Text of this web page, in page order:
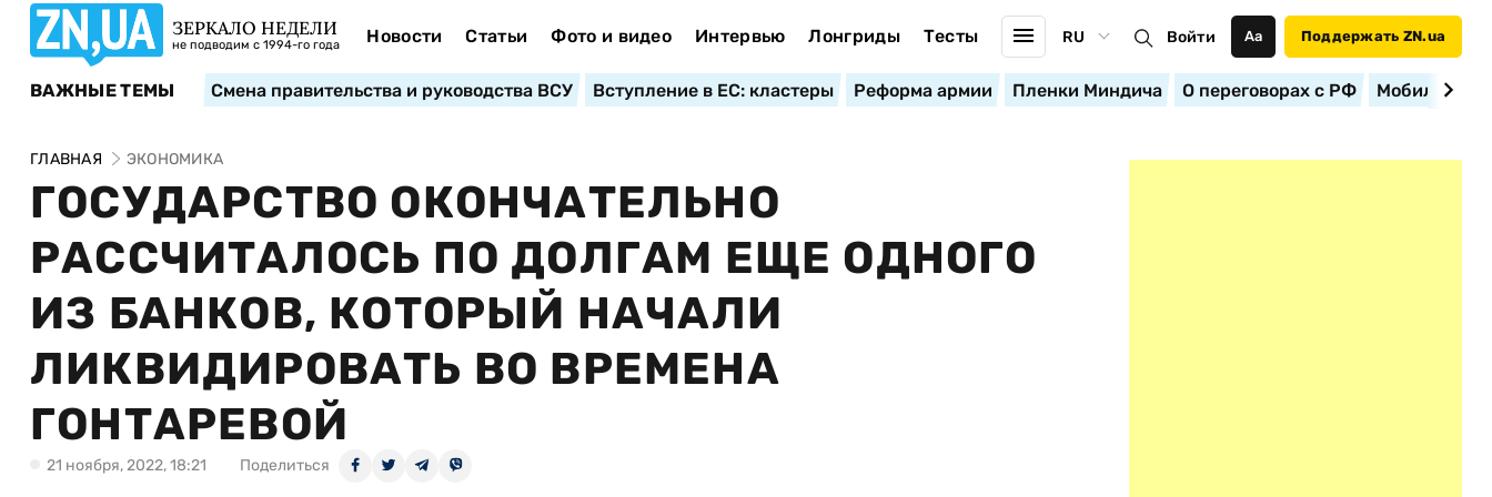
ЗЕРКАЛО НЕДЕЛИ
не подводим с 1994-го года Новости Статьи Фото и видео Интервью Лонгриды Тесты RU Войти Аа Поддержать ZN.ua
ВАЖНЫЕ ТЕМЫ Смена правительства и руководства ВСУ Вступление в ЕС: кластеры Реформа армии Пленки Миндича О переговорах с РФ
ГЛАВНАЯ ЭКОНОМИКА
ГОСУДАРСТВО ОКОНЧАТЕЛЬНО
РАССЧИТАЛОСЬ ПО ДОЛГАМ ЕЩЕ ОДНОГО
ИЗ БАНКОВ, КОТОРЫЙ НАЧАЛИ
ЛИКВИДИРОВАТЬ ВО ВРЕМЕНА
ГОНТАРЕВОЙ
21 ноября, 2022, 18:21 Поделиться